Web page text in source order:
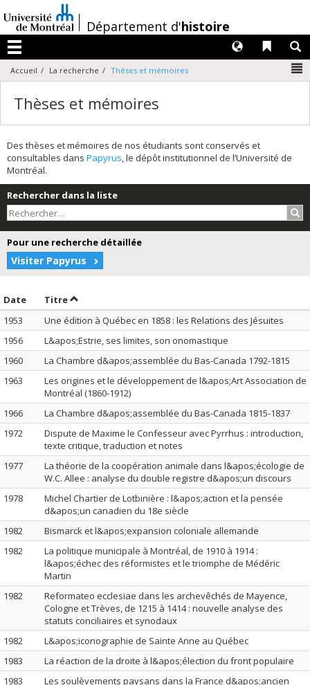
au
contenu
/Département d'histoire
Menu
Liens
Langues
Accueil La recherche Thèses et mémoires
Thèses et mémoires
Des thèses et mémoires de nos étudiants sont conservés et
consultables dans Papyrus, le dépôt institutionnel de l’Université de
Montréal.
Rechercher dans la liste
Pour une recherche détaillée
Visiter Papyrus
Date Trier par date en ordre décroissant
TitreTrier par titre en ordre décroissant
1953
Une édition à Québec en 1858 : les Relations des Jésuites
1956
L&apos;Estrie, ses limites, son onomastique
1960
La Chambre d&apos;assemblée du Bas-Canada 1792-1815
1963
Les origines et le développement de l&apos;Art Association de
Montréal (1860-1912)
1966
La Chambre d&apos;assemblée du Bas-Canada 1815-1837
1972
Dispute de Maxime le Confesseur avec Pyrrhus : introduction,
texte critique, traduction et notes
1977
La théorie de la coopération animale dans l&apos;écologie de
W.C. Allee : analyse du double registre d&apos;un discours
1978
Michel Chartier de Lotbinière : l&apos;action et la pensée
d&apos;un canadien du 18e siècle
1982
Bismarck et l&apos;expansion coloniale allemande
1982
La politique municipale à Montréal, de 1910 à 1914 :
l&apos;échec des réformistes et le triomphe de Médéric
Martin
1982
Reformateo ecclesiae dans les archevêchés de Mayence,
Cologne et Trèves, de 1215 à 1414 : nouvelle analyse des
statuts conciliaires et synodaux
1982
L&apos;iconographie de Sainte Anne au Québec
1983
La réaction de la droite à l&apos;élection du front populaire
1983
Les soulèvements paysans dans la France d&apos;ancien